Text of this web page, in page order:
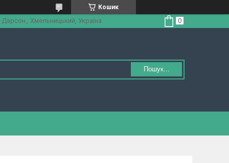
Кошик
Хмельницький, Україна
Пошук...